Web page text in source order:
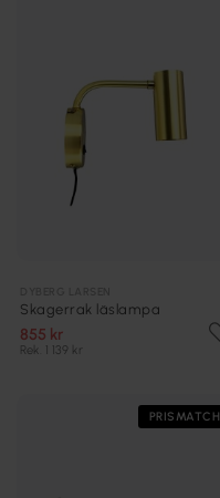
Skagerrak läslampa
855 kr
Rek. 1 139 kr
PRISMATCH